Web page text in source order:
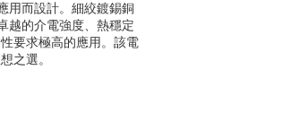
用而設計。細絞鍍錫銅
越的介電強度、熱穩定
要求極高的應用。該電
之選。